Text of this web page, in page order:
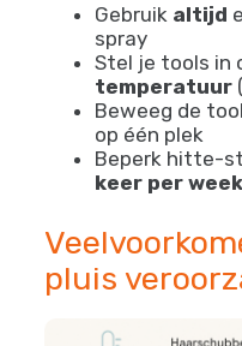
Gebruik altijd
spray
Stel je tools in
temperatuur
Beweeg de tool
op één plek
Beperk hitte-
keer per week
pluis